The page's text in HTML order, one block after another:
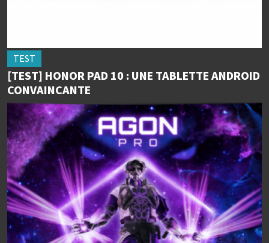
TEST
[TEST] HONOR PAD 10 : UNE TABLETTE ANDROID
CONVAINCANTE